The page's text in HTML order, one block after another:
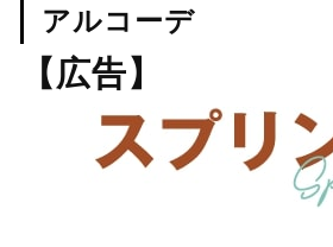
アルコーデ
【広告】